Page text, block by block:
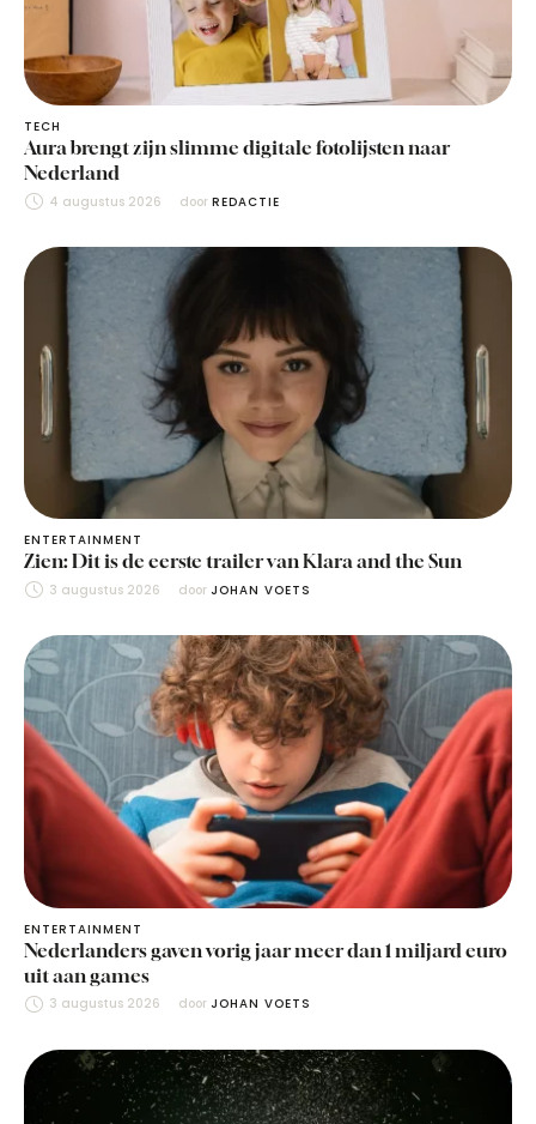
TECH
Aura brengt zijn slimme digitale fotolijsten naar
Nederland
4 augustus 2026 door REDACTIE
ENTERTAINMENT
Zien: Dit is de eerste trailer van Klara and the Sun
3 augustus 2026 door JOHAN VOETS
ENTERTAINMENT
Nederlanders gaven vorig jaar meer dan 1 miljard euro
uit aan games
3 augustus 2026 door JOHAN VOETS